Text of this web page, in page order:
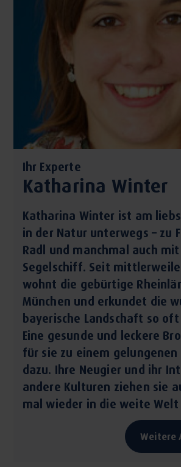
Ihr Experte
Katharina Winter
Katharina Winter ist am
in der Natur unterwegs – zu
Radl und manchmal auch
Segelschiff. Seit mittlerweile
wohnt die gebürtige
München und erkundet die
bayerische Landschaft so
Eine gesunde und leckere
für sie zu einem gelungenen
dazu. Ihre Neugier und ihr
andere Kulturen ziehen sie
mal wieder in die weite Welt
Weitere